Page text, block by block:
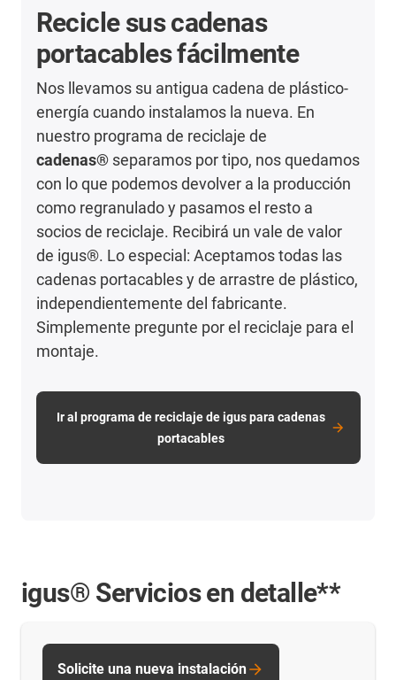
Recicle sus cadenas
portacables fácilmente
Nos llevamos su antigua cadena de plástico-
energía cuando instalamos la nueva. En
nuestro programa de reciclaje de
cadenas®separamos por tipo, nos quedamos
con lo que podemos devolver a la producción
como regranulado y pasamos el resto a
socios de reciclaje. Recibirá un vale de valor
de igus®. Lo especial: Aceptamos todas las
cadenas portacables y de arrastre de plástico,
independientemente del fabricante.
Simplemente pregunte por el reciclaje para el
montaje.
Ir al programa de reciclaje de igus para cadenas
portacables
igus® Servicios en detalle**
Solicite una nueva instalación